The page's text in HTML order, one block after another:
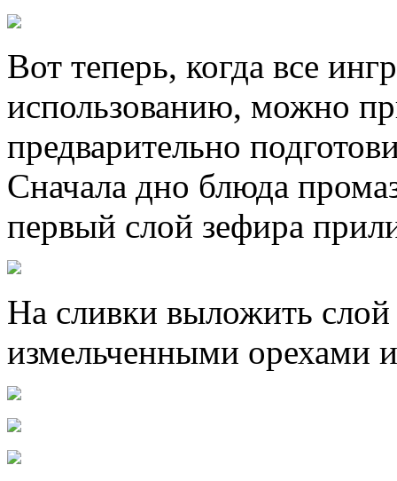
Вот теперь, когда все
использованию, можно
предварительно
Сначала дно блюда
первый слой зефира
На сливки выложить
измельченными орехами